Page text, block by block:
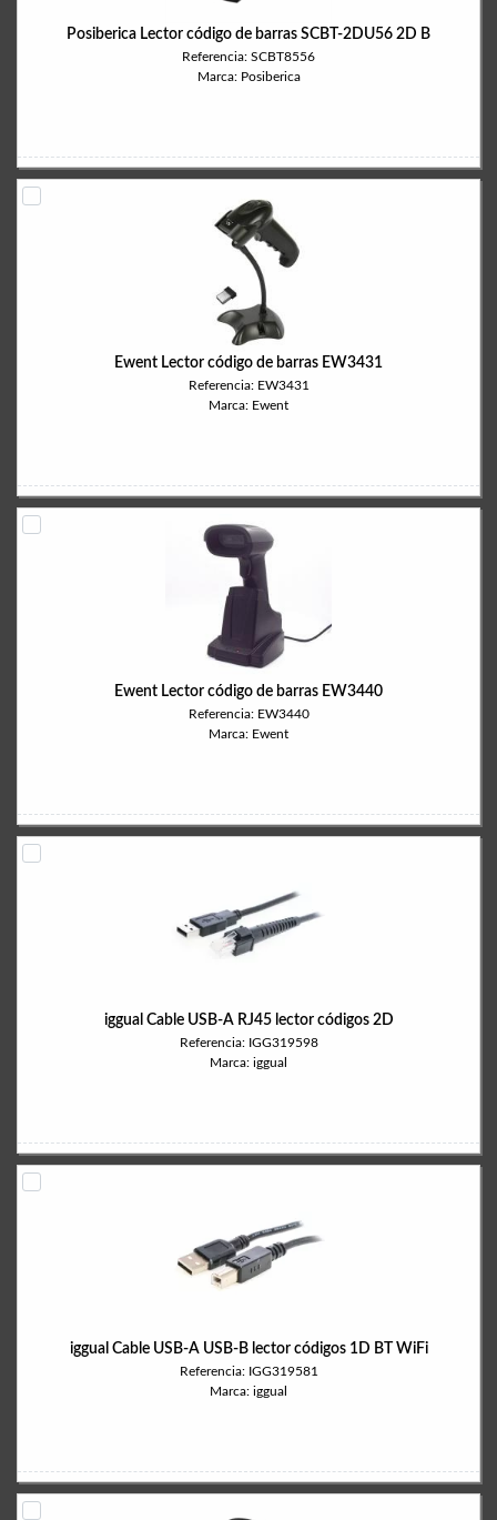
Posiberica Lector código de barras SCBT-2DU56 2D B
Referencia: SCBT8556
Marca: Posiberica
Ewent Lector código de barras EW3431
Referencia: EW3431
Marca: Ewent
Ewent Lector código de barras EW3440
Referencia: EW3440
Marca: Ewent
iggual Cable USB-A RJ45 lector códigos 2D
Referencia: IGG319598
Marca: iggual
iggual Cable USB-A USB-B lector códigos 1D BT WiFi
Referencia: IGG319581
Marca: iggual